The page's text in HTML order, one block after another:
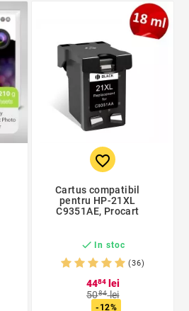
favorite_border
Cartus compatibil
pentru HP-21XL
C9351AE, Procart
 In stoc
(36)
4484lei
5084lei
-12%